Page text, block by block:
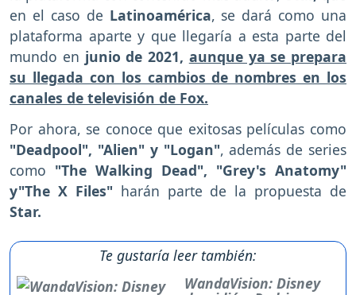
en el caso de Latinoamérica, se dará como una
plataforma aparte y que llegaría a esta parte del
mundo en junio de 2021, aunque ya se prepara
su llegada con los cambios de nombres en los
canales de televisión de Fox.
Por ahora, se conoce que exitosas películas como
"Deadpool", "Alien" y "Logan", además de series
como "The Walking Dead", "Grey's Anatomy"
y"The X Files" harán parte de la propuesta de
Star.
Te gustaría leer también:
WandaVision: Disney